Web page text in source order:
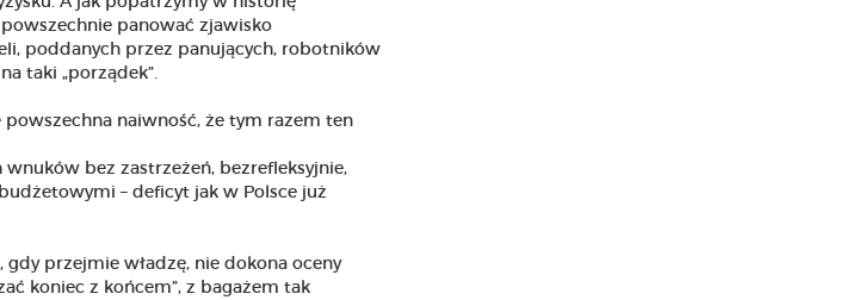
panować zjawisko
poddanych przez panujących, robotników
taki „porządek”.
naiwność, że tym razem ten
wnuków bez zastrzeżeń, bezrefleksyjnie,
– deficyt jak w Polsce już
gdy przejmie władzę, nie dokona oceny
koniec z końcem”, z bagażem tak